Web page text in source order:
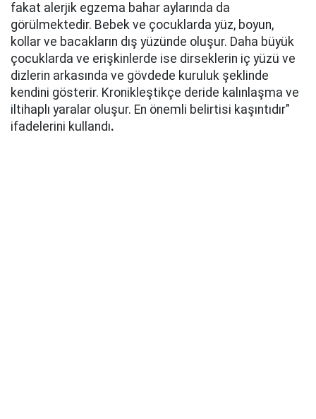
fakat alerjik egzema bahar aylarında da
görülmektedir. Bebek ve çocuklarda yüz, boyun,
kollar ve bacakların dış yüzünde oluşur. Daha büyük
çocuklarda ve erişkinlerde ise dirseklerin iç yüzü ve
dizlerin arkasında ve gövdede kuruluk şeklinde
kendini gösterir. Kronikleştikçe deride kalınlaşma ve
iltihaplı yaralar oluşur. En önemli belirtisi kaşıntıdır"
ifadelerini kullandı.